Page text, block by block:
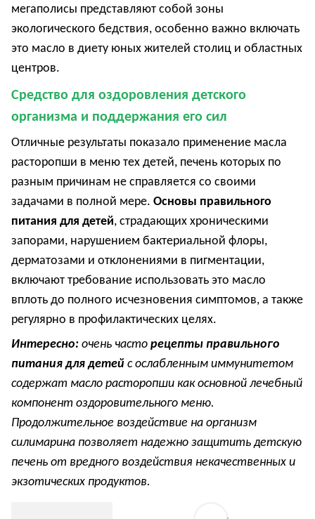
мегаполисы представляют собой зоны
экологического бедствия, особенно важно включать
это масло в диету юных жителей столиц и областных
центров.
Средство для оздоровления детского
организма и поддержания его сил
Отличные результаты показало применение масла
расторопши в меню тех детей, печень которых по
разным причинам не справляется со своими
задачами в полной мере. Основы правильного
питания для детей, страдающих хроническими
запорами, нарушением бактериальной флоры,
дерматозами и отклонениями в пигментации,
включают требование использовать это масло
вплоть до полного исчезновения симптомов, а также
регулярно в профилактических целях.
Интересно: очень часто рецепты правильного
питания для детей с ослабленным иммунитетом
содержат масло расторопши как основной лечебный
компонент оздоровительного меню.
Продолжительное воздействие на организм
силимарина позволяет надежно защитить детскую
печень от вредного воздействия некачественных и
экзотических продуктов.